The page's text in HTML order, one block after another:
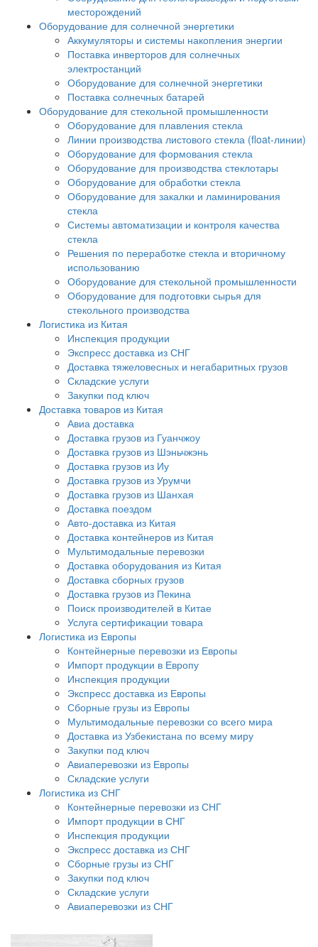
месторождений
Оборудование для солнечной энергетики
Аккумуляторы и системы накопления энергии
Поставка инверторов для солнечных
электростанций
Оборудование для солнечной энергетики
Поставка солнечных батарей
Оборудование для стекольной промышленности
Оборудование для плавления стекла
Линии производства листового стекла (float-линии)
Оборудование для формования стекла
Оборудование для производства стеклотары
Оборудование для обработки стекла
Оборудование для закалки и ламинирования
стекла
Системы автоматизации и контроля качества
стекла
Решения по переработке стекла и вторичному
использованию
Оборудование для стекольной промышленности
Оборудование для подготовки сырья для
стекольного производства
Логистика из Китая
Инспекция продукции
Экспресс доставка из СНГ
Доставка тяжеловесных и негабаритных грузов
Складские услуги
Закупки под ключ
Доставка товаров из Китая
Авиа доставка
Доставка грузов из Гуанчжоу
Доставка грузов из Шэньчжэнь
Доставка грузов из Иу
Доставка грузов из Урумчи
Доставка грузов из Шанхая
Доставка поездом
Авто-доставка из Китая
Доставка контейнеров из Китая
Мультимодальные перевозки
Доставка оборудования из Китая
Доставка сборных грузов
Доставка грузов из Пекина
Поиск производителей в Китае
Услуга сертификации товара
Логистика из Европы
Контейнерные перевозки из Европы
Импорт продукции в Европу
Инспекция продукции
Экспресс доставка из Европы
Сборные грузы из Европы
Мультимодальные перевозки со всего мира
Доставка из Узбекистана по всему миру
Закупки под ключ
Авиаперевозки из Европы
Складские услуги
Логистика из СНГ
Контейнерные перевозки из СНГ
Импорт продукции в СНГ
Инспекция продукции
Экспресс доставка из СНГ
Сборные грузы из СНГ
Закупки под ключ
Складские услуги
Авиаперевозки из СНГ